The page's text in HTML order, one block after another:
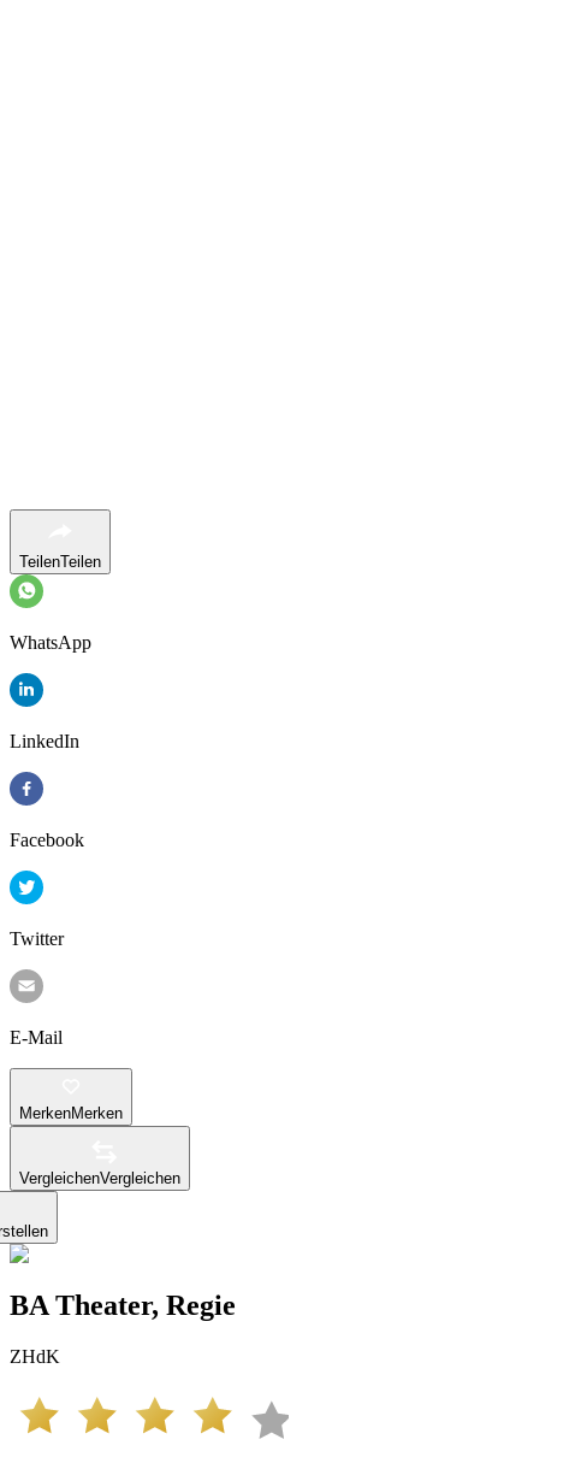
TeilenTeilen
WhatsApp
LinkedIn
Facebook
Twitter
E-Mail
MerkenMerken
VergleichenVergleichen
BA Theater, Regie
ZHdK